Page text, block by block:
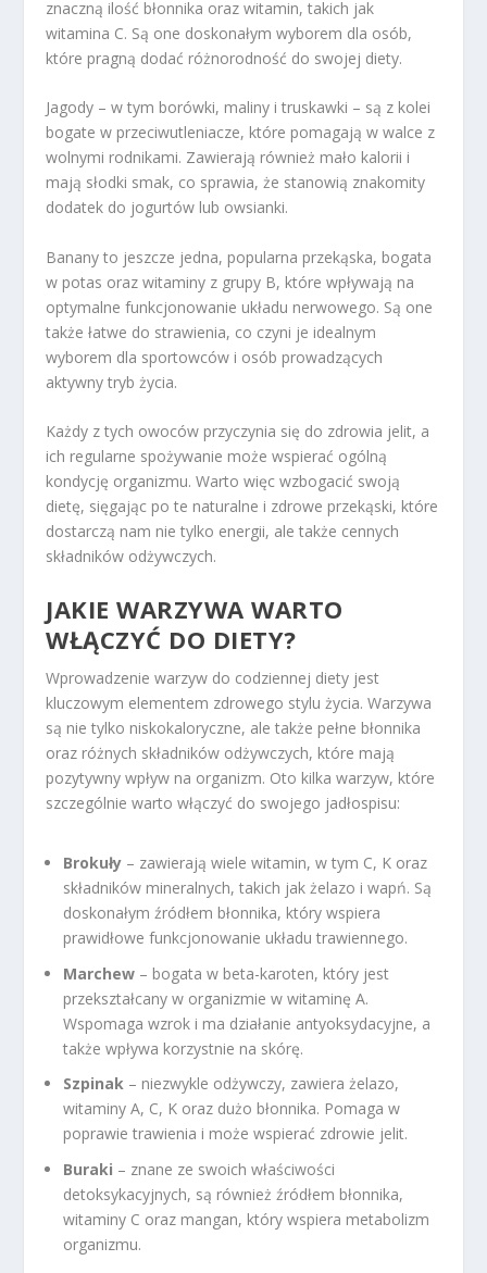
znaczną ilość błonnika oraz witamin, takich jak
witamina C. Są one doskonałym wyborem dla osób,
które pragną dodać różnorodność do swojej diety.
Jagody – w tym borówki, maliny i truskawki – są z kolei
bogate w przeciwutleniacze, które pomagają w walce z
wolnymi rodnikami. Zawierają również mało kalorii i
mają słodki smak, co sprawia, że stanowią znakomity
dodatek do jogurtów lub owsianki.
Banany to jeszcze jedna, popularna przekąska, bogata
w potas oraz witaminy z grupy B, które wpływają na
optymalne funkcjonowanie układu nerwowego. Są one
także łatwe do strawienia, co czyni je idealnym
wyborem dla sportowców i osób prowadzących
aktywny tryb życia.
Każdy z tych owoców przyczynia się do zdrowia jelit, a
ich regularne spożywanie może wspierać ogólną
kondycję organizmu. Warto więc wzbogacić swoją
dietę, sięgając po te naturalne i zdrowe przekąski, które
dostarczą nam nie tylko energii, ale także cennych
składników odżywczych.
JAKIE WARZYWA WARTO
WŁĄCZYĆ DO DIETY?
Wprowadzenie warzyw do codziennej diety jest
kluczowym elementem zdrowego stylu życia. Warzywa
są nie tylko niskokaloryczne, ale także pełne błonnika
oraz różnych składników odżywczych, które mają
pozytywny wpływ na organizm. Oto kilka warzyw, które
szczególnie warto włączyć do swojego jadłospisu:
Brokuły – zawierają wiele witamin, w tym C, K oraz
składników mineralnych, takich jak żelazo i wapń. Są
doskonałym źródłem błonnika, który wspiera
prawidłowe funkcjonowanie układu trawiennego.
Marchew – bogata w beta-karoten, który jest
przekształcany w organizmie w witaminę A.
Wspomaga wzrok i ma działanie antyoksydacyjne, a
także wpływa korzystnie na skórę.
Szpinak – niezwykle odżywczy, zawiera żelazo,
witaminy A, C, K oraz dużo błonnika. Pomaga w
poprawie trawienia i może wspierać zdrowie jelit.
Buraki – znane ze swoich właściwości
detoksykacyjnych, są również źródłem błonnika,
witaminy C oraz mangan, który wspiera metabolizm
organizmu.